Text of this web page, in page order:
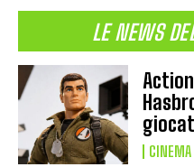
LE NEWS
CINEMA